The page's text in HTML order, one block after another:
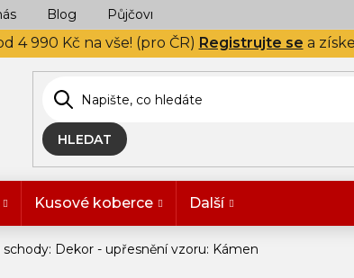
4 990 Kč na vše! (pro ČR) Registrujte se a
Blog Půjčovna
HLEDAT
Kusové koberce Další
Dekor - upřesnění vzoru: Kámen